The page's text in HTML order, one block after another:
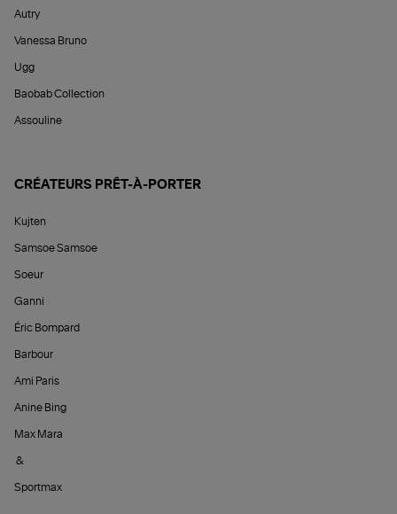
Autry
Vanessa Bruno
Ugg
Baobab Collection
Assouline
CRÉATEURS PRÊT-À-PORTER
Kujten
Samsoe Samsoe
Soeur
Ganni
Éric Bompard
Barbour
Ami Paris
Anine Bing
Max Mara
&
Sportmax